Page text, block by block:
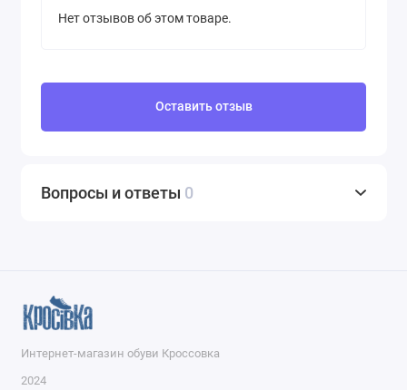
Нет отзывов об этом товаре.
Оставить отзыв
Вопросы и ответы 0
Интернет-магазин обуви Кроссовка
2024